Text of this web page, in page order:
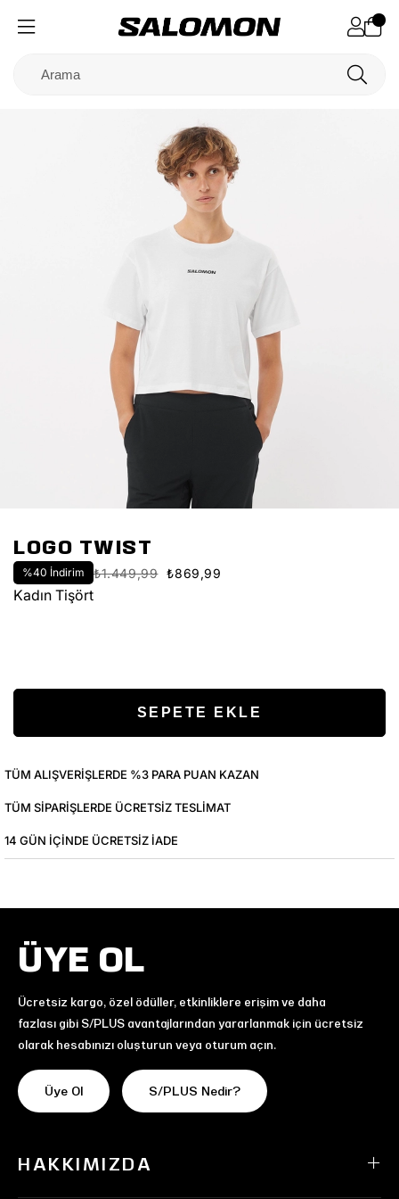
LOGO TWIST
%40 İndirim ₺1.449,99 ₺869,99
Kadın Tişört
TÜM ALIŞVERIŞLERDE %3 PARA PUAN KAZAN
TÜM SIPARIŞLERDE ÜCRETSIZ TESLIMAT
14 GÜN IÇINDE ÜCRETSIZ IADE
ÜYE OL
Ücretsiz kargo, özel ödüller, etkinliklere erişim ve daha
fazlası gibi S/PLUS avantajlarından yararlanmak için ücretsiz
olarak hesabınızı oluşturun veya oturum açın.
Üye Ol S/PLUS Nedir?
HAKKIMIZDA